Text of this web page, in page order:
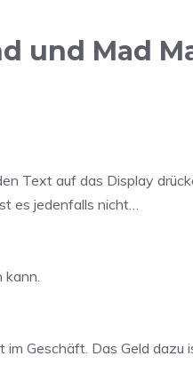
und Mad
Text auf das Display
es jedenfalls nicht…
Geschäft. Das Geld dazu